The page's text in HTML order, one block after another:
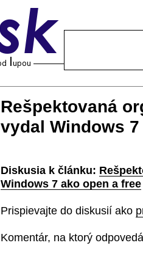
Rešpektovaná
vydal Windows
Diskusia k článku:
Windows 7 ako open a free
Prispievajte do diskusií ako
Komentár, na ktorý